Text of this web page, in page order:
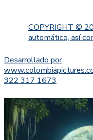
COPYRIGHT ©
automático, así
Desarrollado por
322 317 1673